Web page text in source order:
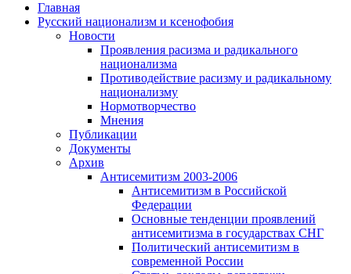
Главная
Русский национализм и ксенофобия
Новости
Проявления расизма и радикального
национализма
Противодействие расизму и радикальному
национализму
Нормотворчество
Мнения
Публикации
Документы
Архив
Антисемитизм 2003-2006
Антисемитизм в Российской
Федерации
Основные тенденции проявлений
антисемитизма в государствах СНГ
Политический антисемитизм в
современной России